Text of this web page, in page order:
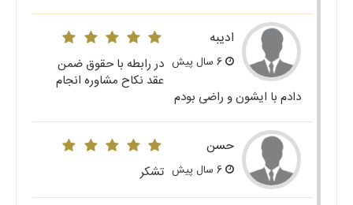
ادیبه
در رابطه با حقوق ضمن
عقد نکاح مشاوره انجام
دادم با ایشون و راضی بودم
حسن
تشکر